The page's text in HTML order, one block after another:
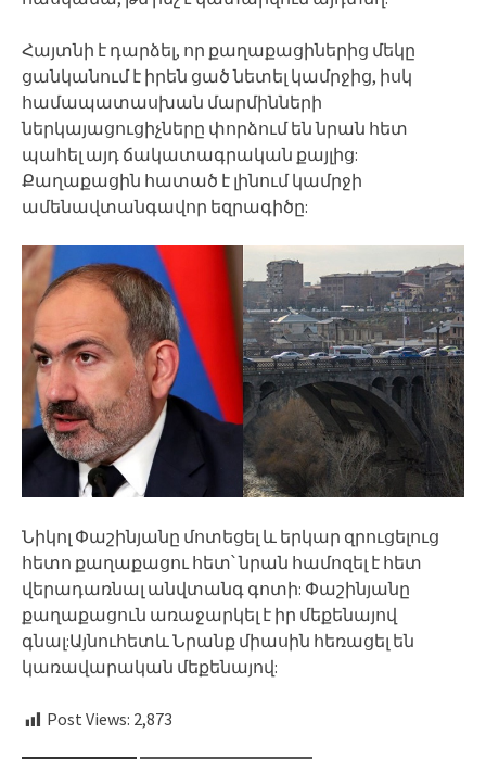
Հայտնի է դարձել, որ քաղաքացիներից մեկը
ցանկանում է իրեն ցած նետել կամրջից, իսկ
համապատասխան մարմինների
ներկայացուցիչները փորձում են նրան հետ
պահել այդ ճակատագրական քայլից:
Քաղաքացին հատած է լինում կամրջի
ամենավտանգավոր եզրագիծը:
Նիկոլ Փաշինյանը մոտեցել և երկար զրուցելուց
հետո քաղաքացու հետ՝ նրան համոզել է հետ
վերադառնալ անվտանգ գոտի: Փաշինյանը
քաղաքացուն առաջարկել է իր մեքենայով
գնալ:Այնուհետև Նրանք միասին հեռացել են
կառավարական մեքենայով:
Post Views: 2,873